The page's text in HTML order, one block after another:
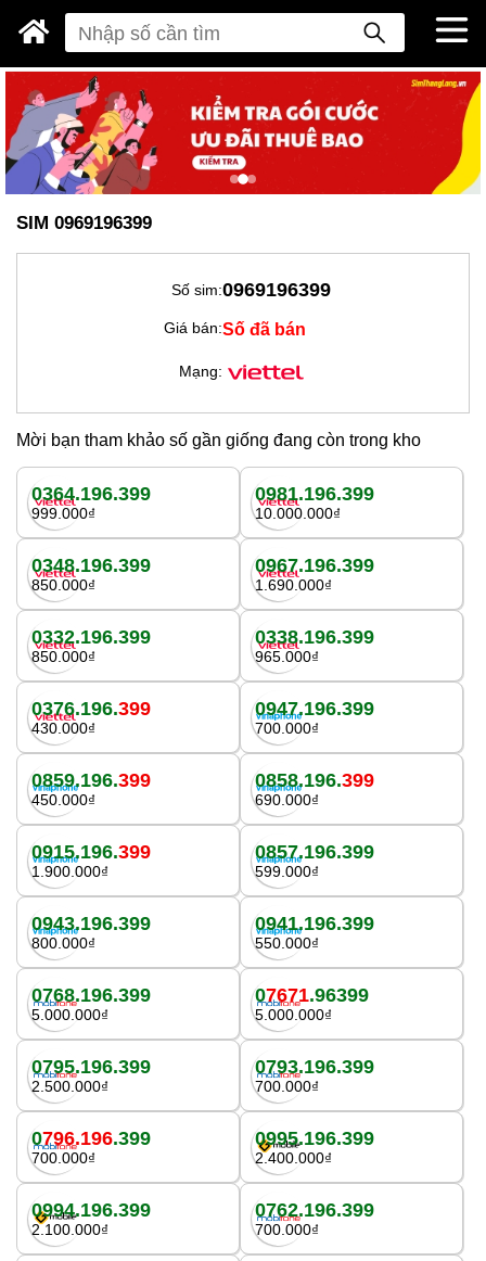
SIM 0969196399
Số sim:0969196399
Giá bán:Số đã bán
Mạng:
Mời bạn tham khảo số gần giống đang còn trong kho
0364.196.399
999.000₫
0981.196.399
10.000.000₫
0348.196.399
850.000₫
0967.196.399
1.690.000₫
0332.196.399
850.000₫
0338.196.399
965.000₫
0376.196.399
430.000₫
0947.196.399
700.000₫
0859.196.399
450.000₫
0858.196.399
690.000₫
0915.196.399
1.900.000₫
0857.196.399
599.000₫
0943.196.399
800.000₫
0941.196.399
550.000₫
0768.196.399
5.000.000₫
07671.96399
5.000.000₫
0795.196.399
2.500.000₫
0793.196.399
700.000₫
0796.196.399
700.000₫
0995.196.399
2.400.000₫
0994.196.399
2.100.000₫
0762.196.399
700.000₫